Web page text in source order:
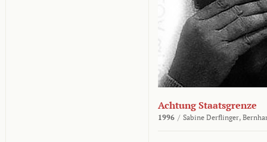
Achtung Staatsgrenze
1996 / Sabine Derflinger,